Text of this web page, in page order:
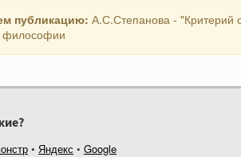
публикацию: А.С.Степанова - "Критерий
философии
• Яндекс • Google